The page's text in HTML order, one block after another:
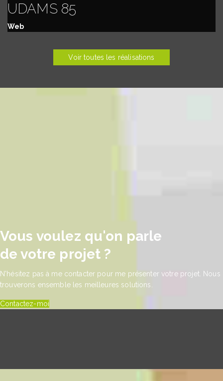
UDAMS 85
Web
Voir toutes les réalisations
Vous voulez qu'on parle
de votre projet ?
N'hésitez pas à me contacter pour me présenter votre projet. Nous
trouverons ensemble les meilleures solutions.
Contactez-moi